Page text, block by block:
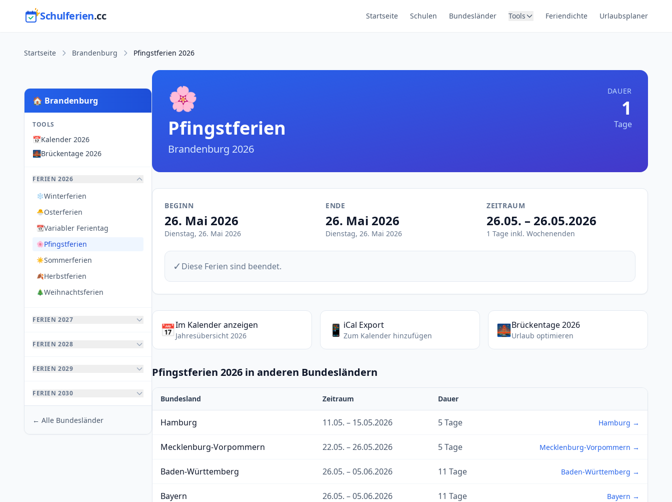
Schulferien.cc Startseite Schulen Bundesländer Tools Feriendichte Urlaubsplaner
Startseite Brandenburg Pfingstferien 2026
🏠 Brandenburg
TOOLS
📅Kalender 2026
🌉Brückentage 2026
FERIEN 2026
❄️Winterferien
🐣Osterferien
📆Variabler Ferientag
🌸Pfingstferien
☀️Sommerferien
🍂Herbstferien
🎄Weihnachtsferien
FERIEN 2027
FERIEN 2028
FERIEN 2029
FERIEN 2030
← Alle Bundesländer
🌸
Pfingstferien
Brandenburg 2026
DAUER
1
Tage
BEGINN
26. Mai 2026
Dienstag, 26. Mai 2026
ENDE
26. Mai 2026
Dienstag, 26. Mai 2026
ZEITRAUM
26.05. – 26.05.2026
1 Tage inkl. Wochenenden
✓ Diese Ferien sind beendet.
📅Im Kalender anzeigen
Jahresübersicht 2026 📱 iCal Export
Zum Kalender hinzufügen 🌉Brückentage 2026
Urlaub optimieren
Pfingstferien 2026 in anderen Bundesländern
Bundesland Zeitraum Dauer
Hamburg 11.05. – 15.05.2026 5 Tage Hamburg →
Mecklenburg-Vorpommern 22.05. – 26.05.2026 5 Tage Mecklenburg-Vorpommern →
Baden-Württemberg 26.05. – 05.06.2026 11 Tage Baden-Württemberg →
Bayern 26.05. – 05.06.2026 11 Tage Bayern →